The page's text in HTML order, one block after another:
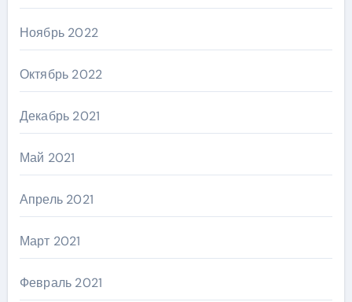
Ноябрь 2022
Октябрь 2022
Декабрь 2021
Май 2021
Апрель 2021
Март 2021
Февраль 2021